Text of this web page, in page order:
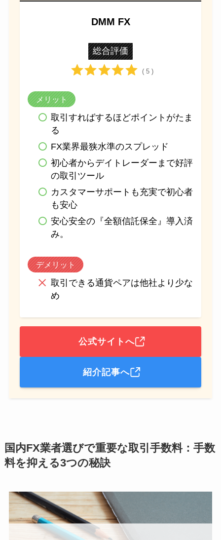
DMM FX
総合評価
( 5 )
メリット
取引すればするほどポイントがたま
る
FX業界最狭水準のスプレッド
初心者からデイトレーダーまで好評
の取引ツール
カスタマーサポートも充実で初心者
も安心
安心安全の『全額信託保全』導入済
み。
デメリット
取引できる通貨ペアは他社より少な
め
公式サイトへ
紹介記事へ
国内FX業者選びで重要な取引手数料：手数
料を抑える3つの秘訣